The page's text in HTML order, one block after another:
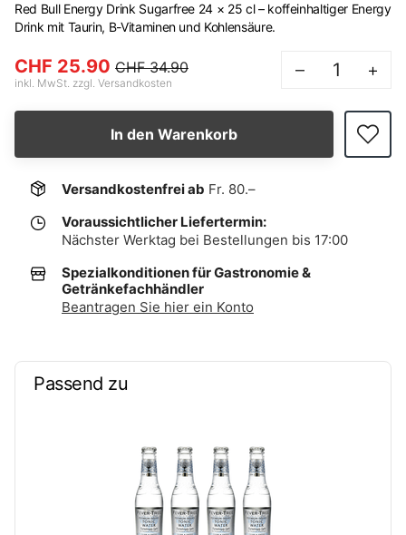
Red Bull Energy Drink Sugarfree 24 × 25 cl – koffeinhaltiger Energy
Drink mit Taurin, B-Vitaminen und Kohlensäure.
CHF 25.90 CHF 34.90
inkl. MwSt. zzgl. Versandkosten
– +
In den Warenkorb
Versandkostenfrei ab Fr. 80.–
Voraussichtlicher Liefertermin:
Nächster Werktag bei Bestellungen bis 17:00
Spezialkonditionen für Gastronomie &
Getränkefachhändler
Beantragen Sie hier ein Konto
Passend zu